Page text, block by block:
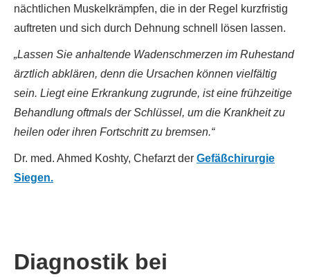
nächtlichen Muskelkrämpfen, die in der Regel kurzfristig
auftreten und sich durch Dehnung schnell lösen lassen.
„Lassen Sie anhaltende Wadenschmerzen im Ruhestand
ärztlich abklären, denn die Ursachen können vielfältig
sein. Liegt eine Erkrankung zugrunde, ist eine frühzeitige
Behandlung oftmals der Schlüssel, um die Krankheit zu
heilen oder ihren Fortschritt zu bremsen.“
Dr. med. Ahmed Koshty, Chefarzt der Gefäßchirurgie
Siegen.
Diagnostik bei